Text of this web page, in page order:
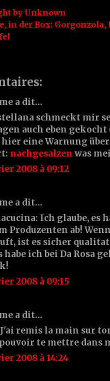
by Unknown
in der Box: Gorgonzola,
a dit…
schmeckt mir
auch eben gekocht
hier eine Warnung
nachgesalzen was
2008 à 09:12
a dit…
Ich glaube, es
Produzenten ab!
ist es sicher
habe ich bei Da Rosa
2008 à 09:15
a dit…
J'ai remis la main sur
pouvoir te mettre dans
2008 à 14:24